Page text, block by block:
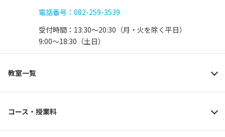
電話番号：082-259-3539
受付時間：13:30〜20:30（月・火を除く平日）
9:00〜18:30（土日）
教室一覧
コース・授業料